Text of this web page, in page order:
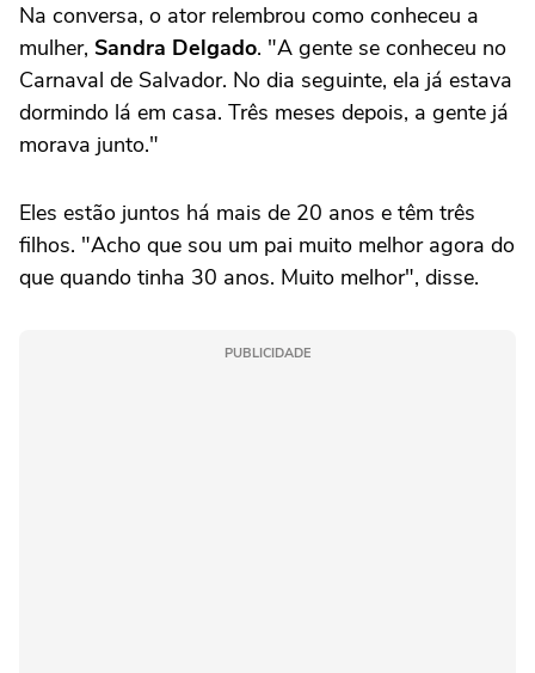
Na conversa, o ator relembrou como conheceu a
mulher, Sandra Delgado. "A gente se conheceu no
Carnaval de Salvador. No dia seguinte, ela já estava
dormindo lá em casa. Três meses depois, a gente já
morava junto."
Eles estão juntos há mais de 20 anos e têm três
filhos. "Acho que sou um pai muito melhor agora do
que quando tinha 30 anos. Muito melhor", disse.
PUBLICIDADE